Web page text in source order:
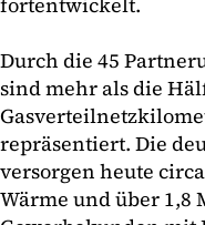
Durch die 45
sind mehr als die
repräsentiert. Die
versorgen heute
Wärme und über 1,8